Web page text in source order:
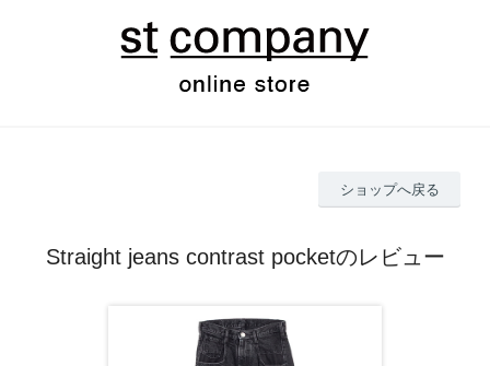
ショップへ戻る
Straight jeans contrast pocketのレビュー